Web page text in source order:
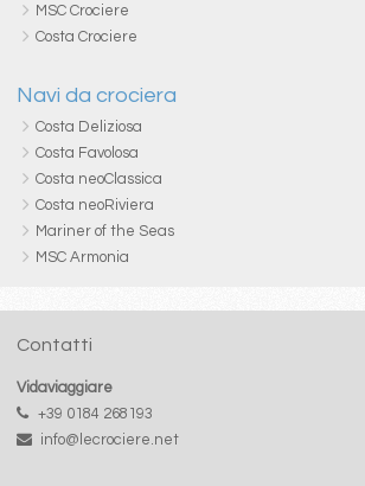
MSC Crociere
Costa Crociere
Navi da crociera
Costa Deliziosa
Costa Favolosa
Costa neoClassica
Costa neoRiviera
Mariner of the Seas
MSC Armonia
Contatti
Vidaviaggiare
+39 0184 268193
info@lecrociere.net